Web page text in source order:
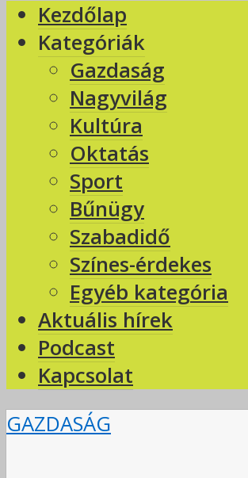
Kezdőlap
Kategóriák
Gazdaság
Nagyvilág
Kultúra
Oktatás
Sport
Bűnügy
Szabadidő
Színes-érdekes
Egyéb kategória
Aktuális hírek
Podcast
Kapcsolat
GAZDASÁG